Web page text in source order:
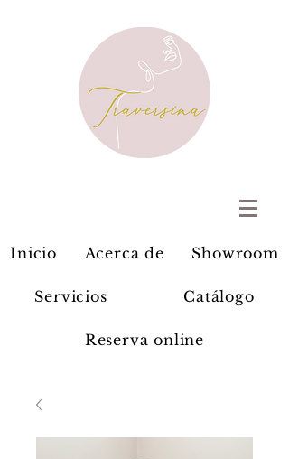
Inicio Acerca de Showroom
Servicios Catálogo
Reserva online